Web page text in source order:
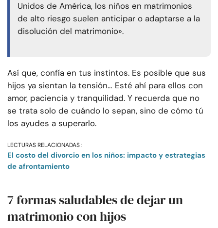
Unidos de América, los niños en matrimonios
de alto riesgo suelen anticipar o adaptarse a la
disolución del matrimonio».
Así que, confía en tus instintos. Es posible que sus
hijos ya sientan la tensión… Esté ahí para ellos con
amor, paciencia y tranquilidad. Y recuerda que no
se trata solo de cuándo lo sepan, sino de cómo tú
los ayudes a superarlo.
LECTURAS RELACIONADAS :
El costo del divorcio en los niños: impacto y estrategias
de afrontamiento
7 formas saludables de dejar un
matrimonio con hijos